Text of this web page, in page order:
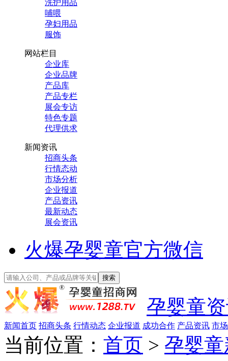
洗护用品
哺喂
孕妇用品
服饰
网站栏目
企业库
企业品牌
产品库
产品专栏
展会专访
特色专题
代理供求
新闻资讯
招商头条
行情态动
市场分析
企业报道
产品资讯
最新动态
展会资讯
火爆孕婴童官方微信
孕婴童
新闻首页 招商头条 行情动态 企业报道 成功合作 产品资讯 市
当前位置： 首页 > 孕婴